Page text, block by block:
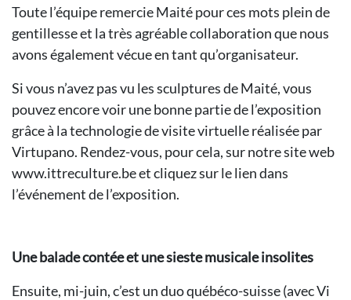
Toute l’équipe remercie Maité pour ces mots plein de
gentillesse et la très agréable collaboration que nous
avons également vécue en tant qu’organisateur.
Si vous n’avez pas vu les sculptures de Maité, vous
pouvez encore voir une bonne partie de l’exposition
grâce à la technologie de visite virtuelle réalisée par
Virtupano. Rendez-vous, pour cela, sur notre site web
www.ittreculture.be et cliquez sur le lien dans
l’événement de l’exposition.
Une balade contée et une sieste musicale insolites
Ensuite, mi-juin, c’est un duo québéco-suisse (avec Vi